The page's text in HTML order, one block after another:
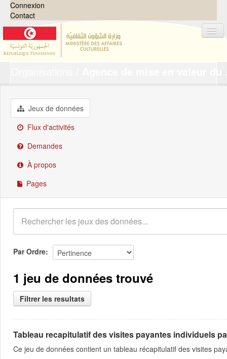
Connexion
Contact
Groupes
Demandes
À propos
Jeux de données
Flux d'activités
Demandes
À propos
Pages
Par Ordre
1 jeu de données trouvé
Filtrer les resultats
Tableau recapitulatif des visites payantes individuels
Ce jeu de données contient un tableau récapitulatif des visites